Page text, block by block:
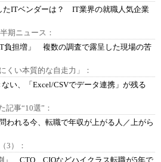
たITベンダーは？ IT業界の就職人気企業
期ニュース：
負担増」 複数の調査で露呈した現場の苦
くい本質的な自走力」：
ない、「Excel/CSVでデータ連携」が残る
記事“10選”：
われる今、転職で年収が上がる人／上がら
3）：
」 CTO、CIOなどハイクラス転職が5年で